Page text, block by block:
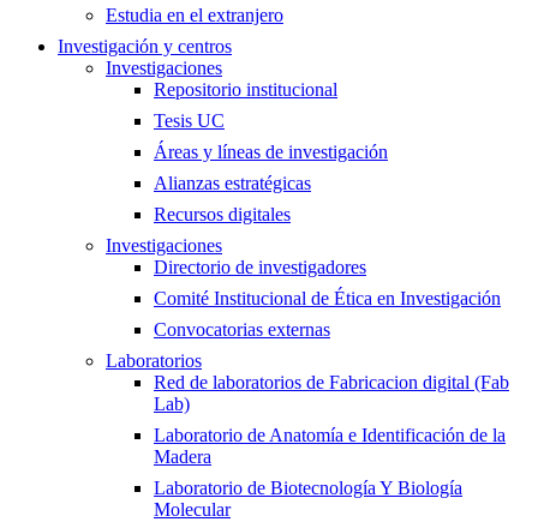
Estudia en el extranjero
Investigación y centros
Investigaciones
Repositorio institucional
Tesis UC
Áreas y líneas de investigación
Alianzas estratégicas
Recursos digitales
Investigaciones
Directorio de investigadores
Comité Institucional de Ética en Investigación
Convocatorias externas
Laboratorios
Red de laboratorios de Fabricacion digital (Fab
Lab)
Laboratorio de Anatomía e Identificación de la
Madera
Laboratorio de Biotecnología Y Biología
Molecular